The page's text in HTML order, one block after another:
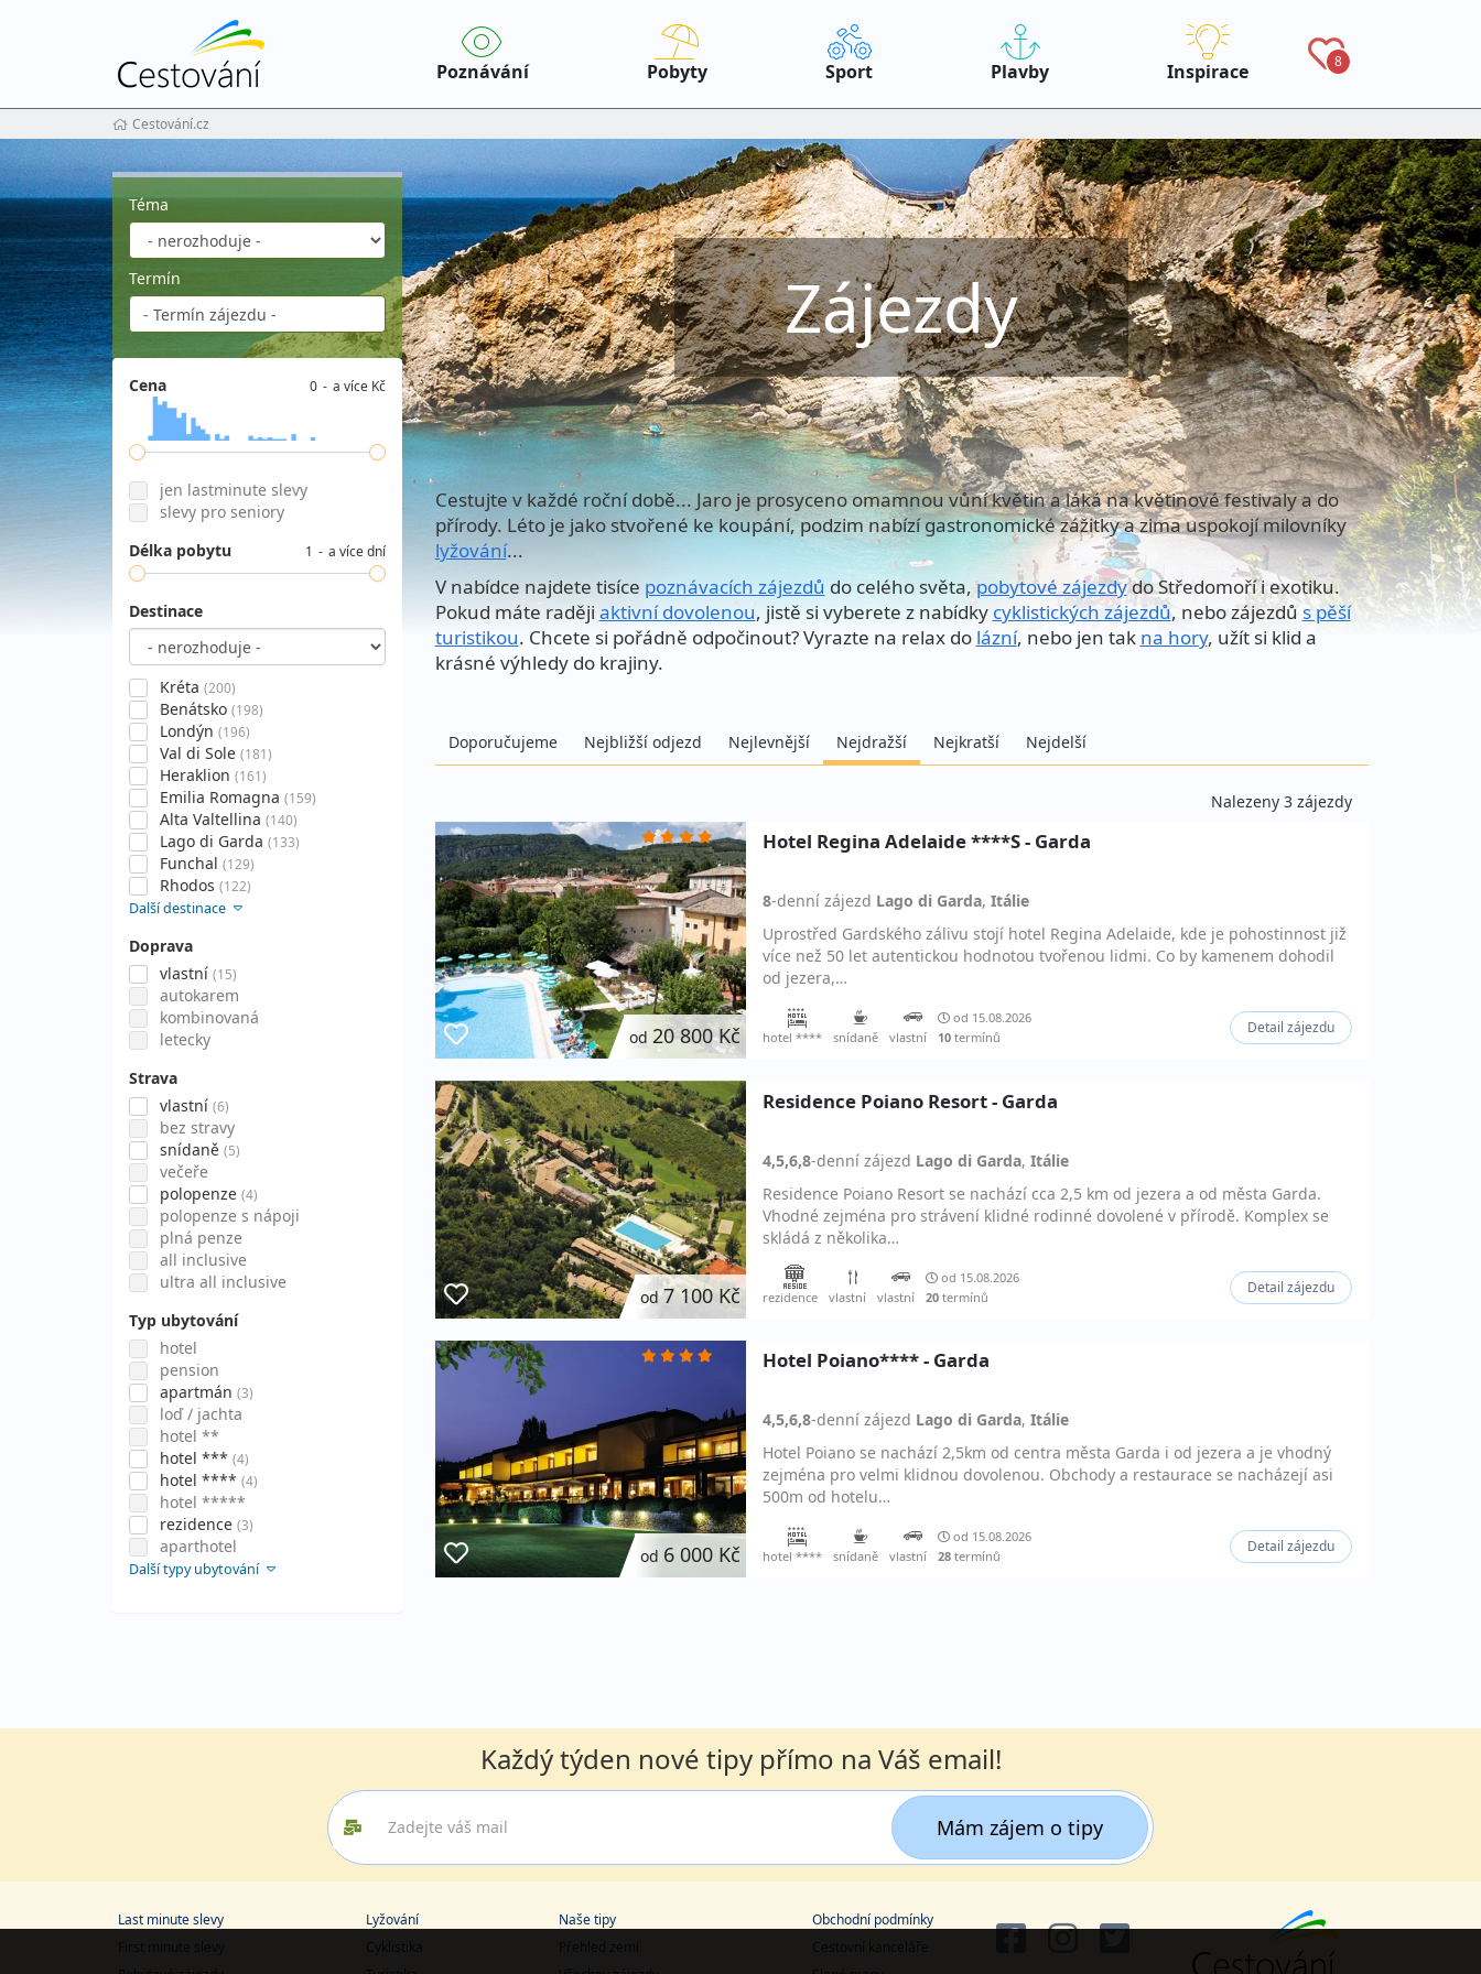
Poznávání Pobyty Sport Plavby Inspirace 8
Cestování.cz
Zájezdy
Téma
Termín
Cena 0 a více Kč
jen lastminute slevy
slevy pro seniory
Délka pobytu
1 a více dní
Destinace
Kréta (200)
Benátsko (198)
Londýn (196)
Val di Sole (181)
Heraklion (161)
Emilia Romagna (159)
Alta Valtellina (140)
Lago di Garda (133)
Funchal (129)
Rhodos (122)
Další destinace
Doprava
vlastní (15)
autokarem
kombinovaná
letecky
Strava
vlastní (6)
bez stravy
snídaně (5)
večeře
polopenze (4)
polopenze s nápoji
plná penze
all inclusive
ultra all inclusive
Typ ubytování
hotel
pension
apartmán (3)
loď / jachta
hotel **
hotel *** (4)
hotel **** (4)
hotel *****
rezidence (3)
aparthotel
Další typy ubytování
Cestujte v každé roční době... Jaro je prosyceno omamnou vůní květin a láká na květinové festivaly a do
přírody. Léto je jako stvořené ke koupání, podzim nabízí gastronomické zážitky a zima uspokojí milovníky
lyžování...
V nabídce najdete tisíce poznávacích zájezdů do celého světa,pobytové zájezdydo Středomoří i exotiku.
Pokud máte raději aktivní dovolenou, jistě si vyberete z nabídky cyklistických zájezdů, nebo zájezdů s pěší
turistikou. Chcete si pořádně odpočinout? Vyrazte na relax do lázní, nebo jen tak na hory, užít si klid a
krásné výhledy do krajiny.
Doporučujeme Nejbližší odjezd Nejlevnější Nejdražší Nejkratší Nejdelší
Nalezeny 3 zájezdy
od 20 800 Kč
Hotel Regina Adelaide ****S - Garda
8-dennízájezd Lago di Garda, Itálie
Uprostřed Gardského zálivu stojí hotel Regina Adelaide, kde je pohostinnost již
více než 50 let autentickou hodnotou tvořenou lidmi. Co by kamenem dohodil
od jezera,…
hotel **** snídaně vlastní
od 15.08.2026
10termínů
Detail zájezdu
od7 100 Kč
Residence Poiano Resort - Garda
4,5,6,8-dennízájezd Lago di Garda, Itálie
Residence Poiano Resort se nachází cca 2,5 km od jezera a od města Garda.
Vhodné zejména pro strávení klidné rodinné dovolené v přírodě. Komplex se
skládá z několika…
rezidence vlastní vlastní
od 15.08.2026
20termínů
Detail zájezdu
od 6 000 Kč
Hotel Poiano**** - Garda
4,5,6,8-dennízájezd Lago di Garda, Itálie
Hotel Poiano se nachází 2,5km od centra města Garda i od jezera a je vhodný
zejména pro velmi klidnou dovolenou. Obchody a restaurace se nacházejí asi
500m od hotelu…
hotel **** snídaně vlastní
od 15.08.2026
28termínů
Detail zájezdu
Každý týden nové tipy přímo na Váš email!
Mám zájem o tipy
Last minute slevy
First minute slevy
Lyžování
Cyklistika
Naše tipy
Přehled zemí
Obchodní podmínky
Cestovní kanceláře